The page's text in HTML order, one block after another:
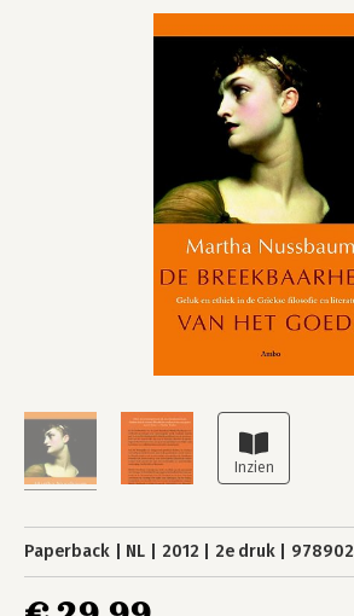
Paperback NL 2012 2e druk